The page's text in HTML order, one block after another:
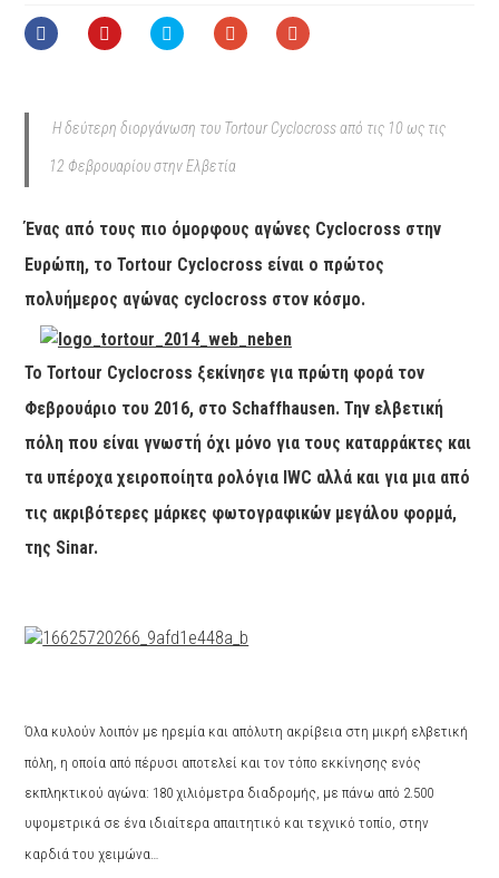
H δεύτερη διοργάνωση του Tortour Cyclocross από τις 10 ως τις
12 Φεβρουαρίου στην Ελβετία
Ένας από τους πιο όμορφους αγώνες Cyclocross στην
Ευρώπη, τοTortour Cyclocross είναι ο πρώτος
πολυήμερος αγώνας cyclocross στον κόσμο.
ΤοTortour Cyclocross ξεκίνησε για πρώτη φορά τον
Φεβρουάριο του 2016, στο Schaffhausen. Την ελβετική
πόλη που είναι γνωστή όχι μόνο για τους καταρράκτες και
τα υπέροχα χειροποίητα ρολόγια IWC αλλά και για μια από
τις ακριβότερες μάρκες φωτογραφικών μεγάλου φορμά,
της Sinar.
Όλα κυλούν λοιπόν με ηρεμία και απόλυτη ακρίβεια στη μικρή ελβετική
πόλη, η οποία από πέρυσι αποτελεί και τον τόπο εκκίνησης ενός
εκπληκτικού αγώνα: 180 χιλιόμετρα διαδρομής, με πάνω από 2.500
υψομετρικά σε ένα ιδιαίτερα απαιτητικό και τεχνικό τοπίο, στην
καρδιά του χειμώνα…